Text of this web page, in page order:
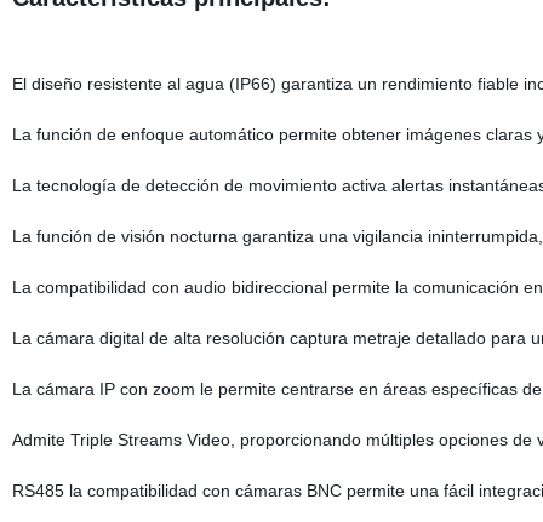
El diseño resistente al agua (IP66) garantiza un rendimiento fiable
La función de enfoque automático permite obtener imágenes claras
La tecnología de detección de movimiento activa alertas
La función de visión nocturna garantiza una vigilancia
La compatibilidad con audio bidireccional permite la comunicación
La cámara digital de alta resolución captura metraje detallado para
La cámara IP con zoom le permite centrarse en áreas específicas
Admite Triple Streams Video, proporcionando múltiples opciones de
RS485 la compatibilidad con cámaras BNC permite una fácil